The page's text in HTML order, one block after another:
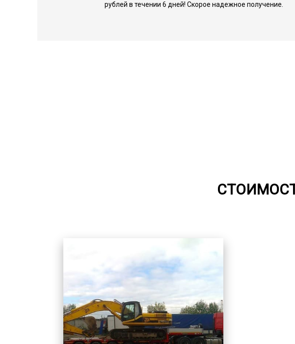
рублей в течении 6 дней! Скорое надежное получение.